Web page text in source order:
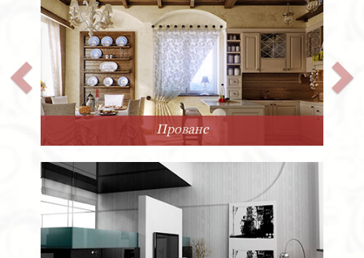
Прованс